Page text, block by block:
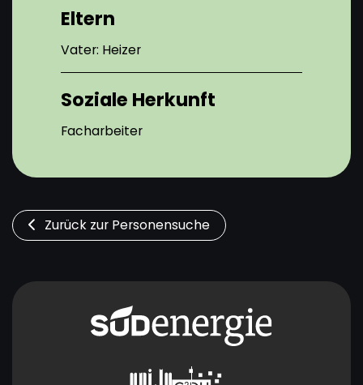
Eltern
Vater: Heizer
Soziale Herkunft
Facharbeiter
Zurück zur Personensuche